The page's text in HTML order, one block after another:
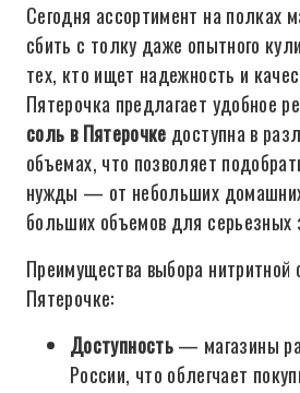
Сегодня ассортимент на полках
сбить с толку даже опытного
тех, кто ищет надежность и
Пятерочка предлагает удобное
соль в Пятерочке доступна в
объемах, что позволяет
нужды — от небольших
больших объемов для серьезных
Преимущества выбора нитритной
Пятерочке:
Доступность— магазины
России, что облегчает